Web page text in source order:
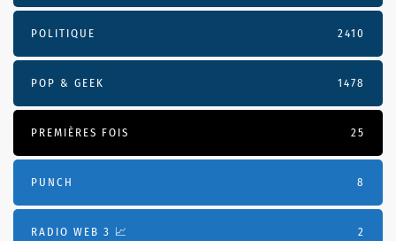
POLITIQUE 2410
POP & GEEK 1478
PREMIÈRES FOIS 25
PUNCH 8
RADIO WEB 3 📈 2